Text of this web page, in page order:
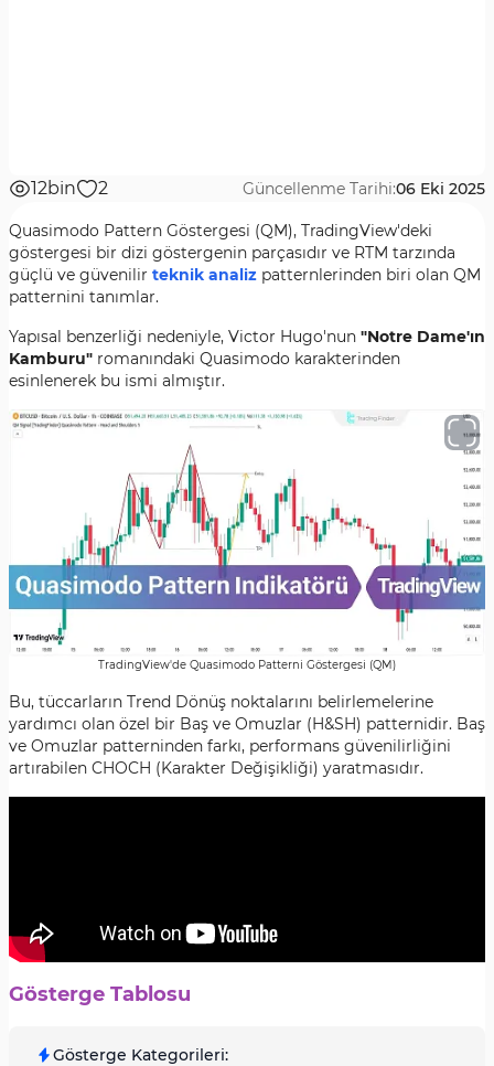
12bin 2 Güncellenme Tarihi:06 Eki 2025
Quasimodo Pattern Göstergesi (QM), TradingView'deki
göstergesi bir dizi göstergenin parçasıdır ve RTM tarzında
güçlü ve güvenilir teknik analiz patternlerinden biri olan QM
patternini tanımlar.
Yapısal benzerliği nedeniyle, Victor Hugo'nun "Notre Dame'ın
Kamburu" romanındaki Quasimodo karakterinden
esinlenerek bu ismi almıştır.
TradingView'de Quasimodo Patterni Göstergesi (QM)
Bu, tüccarların Trend Dönüş noktalarını belirlemelerine
yardımcı olan özel bir Baş ve Omuzlar (H&SH) patternidir. Baş
ve Omuzlar patterninden farkı, performans güvenilirliğini
artırabilen CHOCH (Karakter Değişikliği) yaratmasıdır.
Gösterge Tablosu
Gösterge Kategorileri: